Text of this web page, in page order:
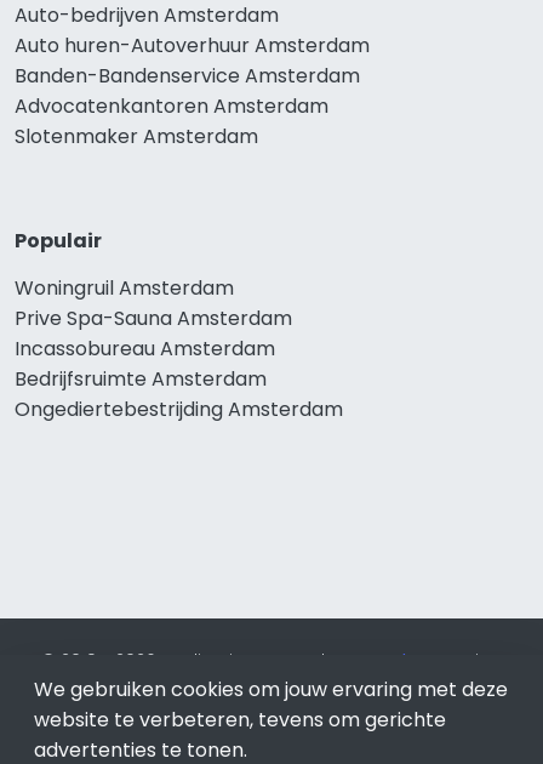
Auto-bedrijven Amsterdam
Auto huren-Autoverhuur Amsterdam
Banden-Bandenservice Amsterdam
Advocatenkantoren Amsterdam
Slotenmaker Amsterdam
Populair
Woningruil Amsterdam
Prive Spa-Sauna Amsterdam
Incassobureau Amsterdam
Bedrijfsruimte Amsterdam
Ongediertebestrijding Amsterdam
© 2019 - 2026 Realisatie en SEO door SEO-bureau
Lion
Internet. Betaal alleen voor bewezen resultaten?SEO
optimalisatie No Cure No Pay.Amsterdamis onderdeel van
Lion Internet.
We gebruiken cookies om jouw ervaring met deze
website te verbeteren, tevens om gerichte
advertenties te tonen.